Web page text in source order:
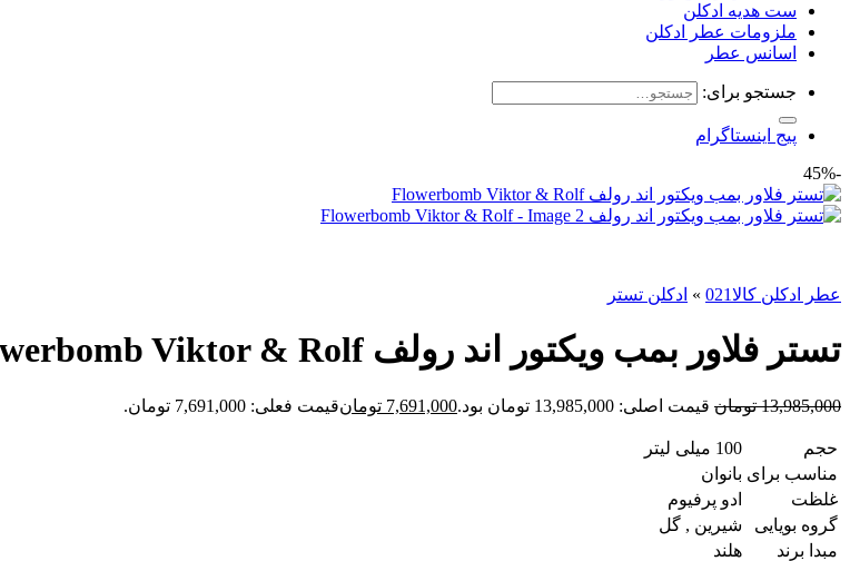
ست هدیه ادکلن
ملزومات عطر ادکلن
اسانس عطر
جستجو برای:
پیج اینستاگرام
-45%
عطر ادکلن کالا021 » ادکلن تستر
تستر فلاور بمب ویکتور اند رولف Flowerbomb Viktor & Rolf
13,985,000 تومان قیمت اصلی: 13,985,000 تومان بود. 7,691,000 تومانقیمت فعلی: 7,691,000 تومان.
حجم
100 میلی لیتر
مناسب برای بانوان
غلظت
ادو پرفیوم
گروه بویایی
شیرین , گل
مبدا برند
هلند